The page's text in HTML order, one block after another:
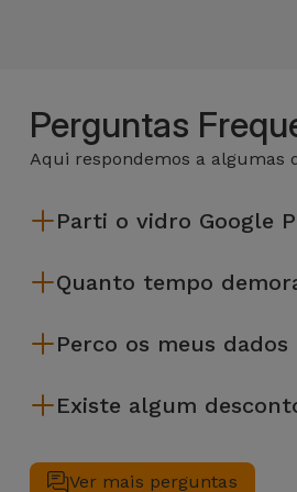
Perguntas
Aqui respondemos a algumas
Parti o vidro Google
Quanto tempo
Perco os meus
precises de ajuda com a gestão de
Existe algum
simultâneo, aplicamos um
Ver mais perguntas